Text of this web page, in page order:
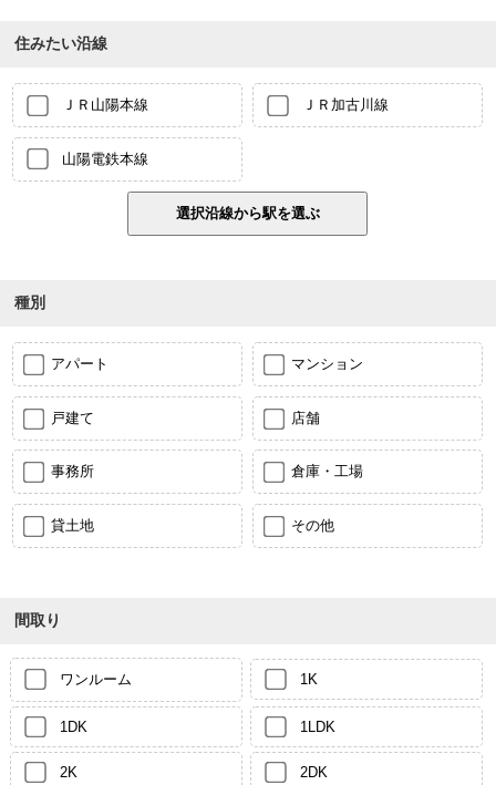
住みたい沿線
ＪＲ山陽本線 ＪＲ加古川線
山陽電鉄本線
種別
アパート マンション
戸建て 店舗
事務所 倉庫・工場
貸土地 その他
間取り
ワンルーム 1K
1DK 1LDK
2K 2DK